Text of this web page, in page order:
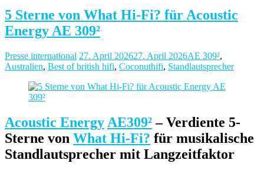
5 Sterne von What Hi-Fi? für Acoustic
Energy AE 309²
Presse international 27. April 202627. April 2026AE 309²,
Australien, Best of british hifi, Coconuthifi, Standlautsprecher
Acoustic Energy AE309²– Verdiente 5-
Sterne von What Hi-Fi? für musikalische
Standlautsprecher mit Langzeitfaktor